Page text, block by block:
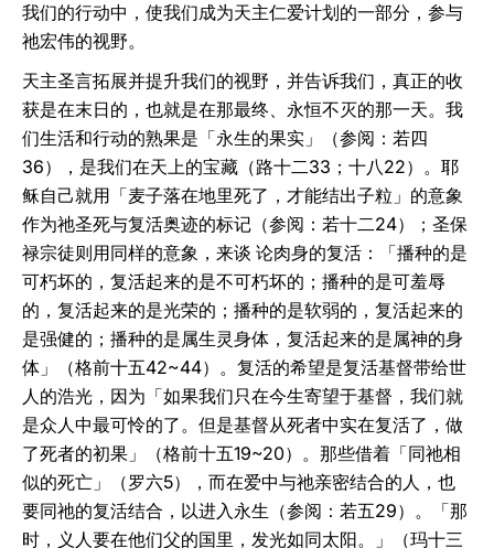
我们的行动中，使我们成为天主仁爱计划的一部分，参与
祂宏伟的视野。
天主圣言拓展并提升我们的视野，并告诉我们，真正的收
获是在末日的，也就是在那最终、永恒不灭的那一天。我
们生活和行动的熟果是「永生的果实」（参阅：若四
36），是我们在天上的宝藏（路十二33；十八22）。耶
稣自己就用「麦子落在地里死了，才能结出子粒」的意象
作为祂圣死与复活奥迹的标记（参阅：若十二24）；圣保
禄宗徒则用同样的意象，来谈 论肉身的复活：「播种的是
可朽坏的，复活起来的是不可朽坏的；播种的是可羞辱
的，复活起来的是光荣的；播种的是软弱的，复活起来的
是强健的；播种的是属生灵身体，复活起来的是属神的身
体」（格前十五42~44）。复活的希望是复活基督带给世
人的浩光，因为「如果我们只在今生寄望于基督，我们就
是众人中最可怜的了。但是基督从死者中实在复活了，做
了死者的初果」（格前十五19~20）。那些借着「同祂相
似的死亡」（罗六5），而在爱中与祂亲密结合的人，也
要同祂的复活结合，以进入永生（参阅：若五29）。「那
时，义人要在他们父的国里，发光如同太阳。」（玛十三